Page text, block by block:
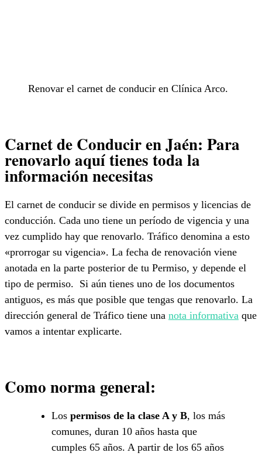
Renovar el carnet de conducir en Clínica Arco.
Carnet de Conducir en Jaén: Para
renovarlo aquí tienes toda la
información necesitas
El carnet de conducir se divide en permisos y licencias de
conducción. Cada uno tiene un período de vigencia y una
vez cumplido hay que renovarlo. Tráfico denomina a esto
«prorrogar su vigencia». La fecha de renovación viene
anotada en la parte posterior de tu Permiso, y depende el
tipo de permiso. Si aún tienes uno de los documentos
antiguos, es más que posible que tengas que renovarlo. La
dirección general de Tráfico tiene una nota informativa que
vamos a intentar explicarte.
Como norma general:
Los permisos de la clase A y B, los más
comunes, duran 10 años hasta que
cumples 65 años. A partir de los 65 años